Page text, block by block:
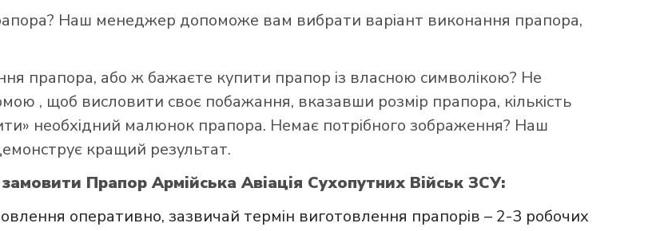
Наш менеджер допоможе вам вибрати варіант виконання прапора,
прапора, або ж бажаєте купити прапор із власною символікою? Не
, щоб висловити своє побажання, вказавши розмір прапора, кількість
необхідний малюнок прапора. Немає потрібного зображення? Наш
кращий результат.
Прапор Армійська Авіація Сухопутних Військ ЗСУ:
оперативно, зазвичай термін виготовлення прапорів – 2-3 робочих